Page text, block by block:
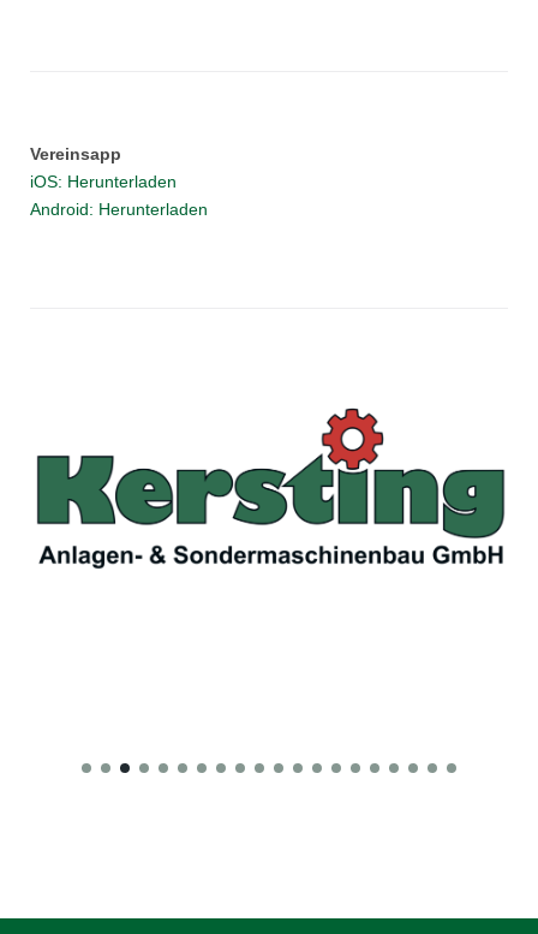
Vereinsapp
iOS: Herunterladen
Android: Herunterladen